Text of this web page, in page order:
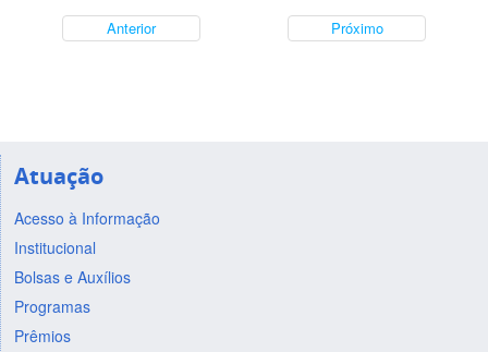
Anterior Próximo
Atuação
Acesso à Informação
Institucional
Bolsas e Auxílios
Programas
Prêmios